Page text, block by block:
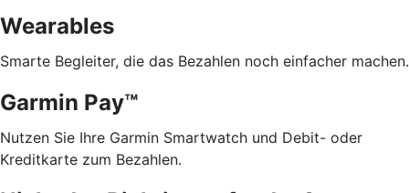
Wearables
Smarte Begleiter, die das Bezahlen noch einfacher machen.
Garmin Pay™
Nutzen Sie Ihre Garmin Smartwatch und Debit- oder
Kreditkarte zum Bezahlen.